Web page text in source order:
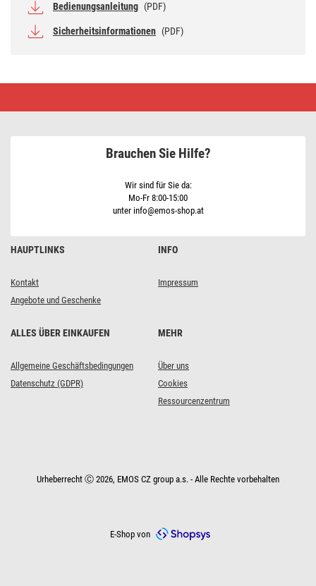
Bedienungsanleitung (PDF)
Sicherheitsinformationen (PDF)
–
HAUPTLINKS
Kontakt
Angebote und Geschenke
INFO
Impressum
ALLES ÜBER EINKAUFEN
Allgemeine Geschäftsbedingungen
Datenschutz (GDPR)
MEHR
Über uns
Cookies
Ressourcenzentrum
Brauchen Sie Hilfe?
Wir sind für Sie da:
Mo-Fr 8:00-15:00
unter info@emos-shop.at
Urheberrecht Ⓒ 2026, EMOS CZ group a.s. - Alle Rechte vorbehalten
E-Shop von